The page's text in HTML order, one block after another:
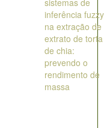
sistemas de
inferência fuzzy
na extração de
extrato de torta
de chia:
prevendo o
rendimento de
massa